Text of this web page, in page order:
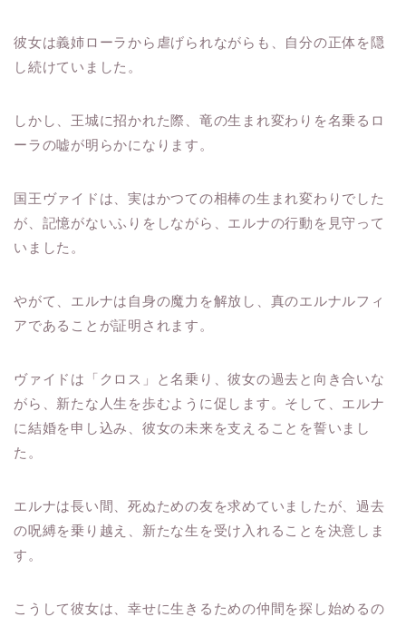
彼女は義姉ローラから虐げられながらも、自分の正体を隠
し続けていました。
しかし、王城に招かれた際、竜の生まれ変わりを名乗るロ
ーラの嘘が明らかになります。
国王ヴァイドは、実はかつての相棒の生まれ変わりでした
が、記憶がないふりをしながら、エルナの行動を見守って
いました。
やがて、エルナは自身の魔力を解放し、真のエルナルフィ
アであることが証明されます。
ヴァイドは「クロス」と名乗り、彼女の過去と向き合いな
がら、新たな人生を歩むように促します。そして、エルナ
に結婚を申し込み、彼女の未来を支えることを誓いまし
た。
エルナは長い間、死ぬための友を求めていましたが、過去
の呪縛を乗り越え、新たな生を受け入れることを決意しま
す。
こうして彼女は、幸せに生きるための仲間を探し始めるの